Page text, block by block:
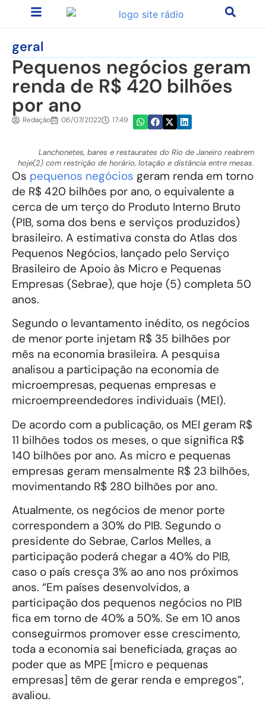
geral
Pequenos negócios geram
renda de R$ 420 bilhões
por ano
Redação 06/07/2022 17:49
Lanchonetes, bares e restaurates do Rio de Janeiro reabrem
hoje(2) com restrição de horário, lotação e distância entre mesas.
Os pequenos negócios geram renda em torno
de R$ 420 bilhões por ano, o equivalente a
cerca de um terço do Produto Interno Bruto
(PIB, soma dos bens e serviços produzidos)
brasileiro. A estimativa consta do Atlas dos
Pequenos Negócios, lançado pelo Serviço
Brasileiro de Apoio às Micro e Pequenas
Empresas (Sebrae), que hoje (5) completa 50
anos.
Segundo o levantamento inédito, os negócios
de menor porte injetam R$ 35 bilhões por
mês na economia brasileira. A pesquisa
analisou a participação na economia de
microempresas, pequenas empresas e
microempreendedores individuais (MEI).
De acordo com a publicação, os MEI geram R$
11 bilhões todos os meses, o que significa R$
140 bilhões por ano. As micro e pequenas
empresas geram mensalmente R$ 23 bilhões,
movimentando R$ 280 bilhões por ano.
Atualmente, os negócios de menor porte
correspondem a 30% do PIB. Segundo o
presidente do Sebrae, Carlos Melles, a
participação poderá chegar a 40% do PIB,
caso o país cresça 3% ao ano nos próximos
anos. “Em países desenvolvidos, a
participação dos pequenos negócios no PIB
fica em torno de 40% a 50%. Se em 10 anos
conseguirmos promover esse crescimento,
toda a economia sai beneficiada, graças ao
poder que as MPE [micro e pequenas
empresas] têm de gerar renda e empregos”,
avaliou.